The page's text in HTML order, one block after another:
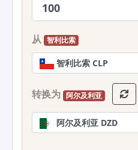
从 智利比索
智利比索 CLP
转换为 阿尔及利亚
阿尔及利亚 DZD